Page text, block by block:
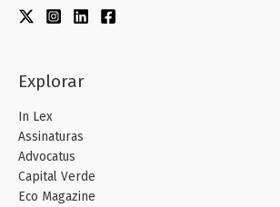
Explorar
In Lex
Assinaturas
Advocatus
Capital Verde
Eco Magazine